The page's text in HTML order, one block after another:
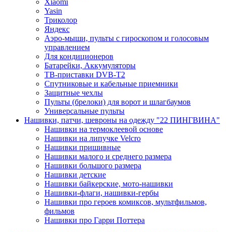
Xiaomi
Yasin
Триколор
Яндекс
Аэро-мыши, пульты с гироскопом и голосовым
управлением
Для кондиционеров
Батарейки, Аккумуляторы
ТВ-приставки DVB-T2
Спутниковые и кабельные приемники
Защитные чехлы
Пульты (брелоки) для ворот и шлагбаумов
Универсальные пульты
Нашивки, патчи, шевроны на одежду "22 ПИНГВИНА"
Нашивки на термоклеевой основе
Нашивки на липучке Velcro
Нашивки пришивные
Нашивки малого и среднего размера
Нашивки большого размера
Нашивки детские
Нашивки байкерские, мото-нашивки
Нашивки-флаги, нашивки-гербы
Нашивки про героев комиксов, мультфильмов,
фильмов
Нашивки про Гарри Поттера